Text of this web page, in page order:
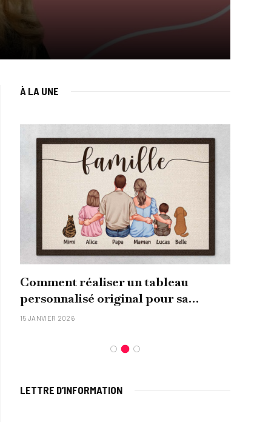
À LA UNE
Comment réaliser un tableau
personnalisé original pour sa
famille ?
15 JANVIER 2026
LETTRE D’INFORMATION